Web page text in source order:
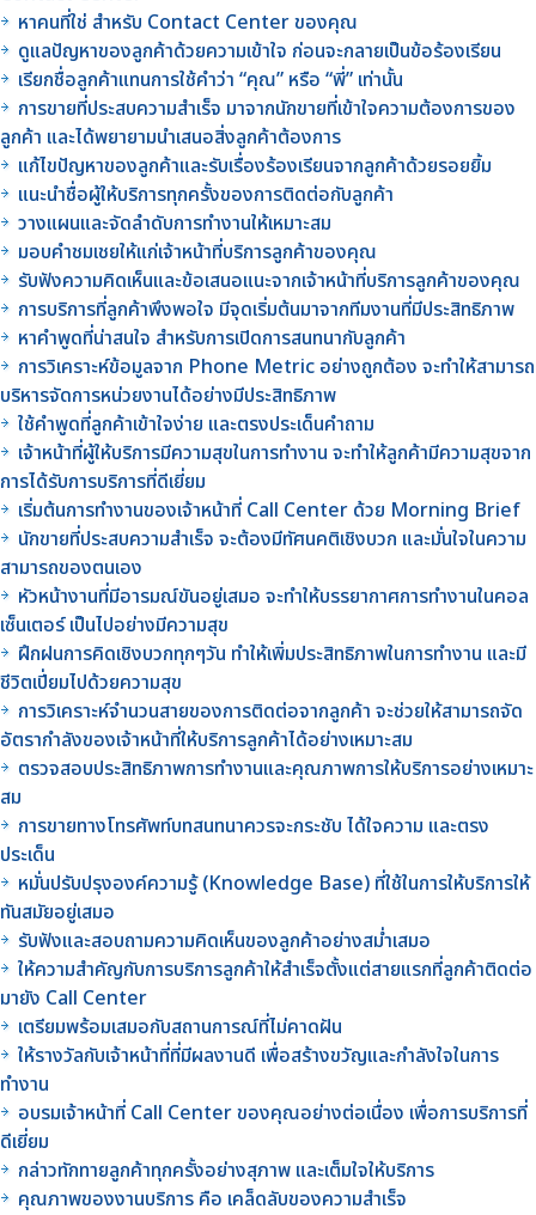
หาคนที่ใช่ สำหรับ Contact Center ของคุณ
ดูแลปัญหาของลูกค้าด้วยความเข้าใจ ก่อนจะกลายเป็นข้อร้องเรียน
เรียกชื่อลูกค้าแทนการใช้คำว่า “คุณ” หรือ “พี่” เท่านั้น
การขายที่ประสบความสำเร็จ มาจากนักขายที่เข้าใจความต้องการของ
ลูกค้า และได้พยายามนำเสนอสิ่งลูกค้าต้องการ
แก้ไขปัญหาของลูกค้าและรับเรื่องร้องเรียนจากลูกค้าด้วยรอยยิ้ม
แนะนำชื่อผู้ให้บริการทุกครั้งของการติดต่อกับลูกค้า
วางแผนและจัดลำดับการทำงานให้เหมาะสม
มอบคำชมเชยให้แก่เจ้าหน้าที่บริการลูกค้าของคุณ
รับฟังความคิดเห็นและข้อเสนอแนะจากเจ้าหน้าที่บริการลูกค้าของคุณ
การบริการที่ลูกค้าพึงพอใจ มีจุดเริ่มต้นมาจากทีมงานที่มีประสิทธิภาพ
หาคำพูดที่น่าสนใจ สำหรับการเปิดการสนทนากับลูกค้า
การวิเคราะห์ข้อมูลจาก Phone Metric อย่างถูกต้อง จะทำให้สามารถ
บริหารจัดการหน่วยงานได้อย่างมีประสิทธิภาพ
ใช้คำพูดที่ลูกค้าเข้าใจง่าย และตรงประเด็นคำถาม
เจ้าหน้าที่ผู้ให้บริการมีความสุขในการทำงาน จะทำให้ลูกค้ามีความสุขจาก
การได้รับการบริการที่ดีเยี่ยม
เริ่มต้นการทำงานของเจ้าหน้าที่ Call Center ด้วย Morning Brief
นักขายที่ประสบความสำเร็จ จะต้องมีทัศนคติเชิงบวก และมั่นใจในความ
สามารถของตนเอง
หัวหน้างานที่มีอารมณ์ขันอยู่เสมอ จะทำให้บรรยากาศการทำงานในคอล
เซ็นเตอร์ เป็นไปอย่างมีความสุข
ฝึกฝนการคิดเชิงบวกทุกๆวัน ทำให้เพิ่มประสิทธิภาพในการทำงาน และมี
ชีวิตเปี่ยมไปด้วยความสุข
การวิเคราะห์จำนวนสายของการติดต่อจากลูกค้า จะช่วยให้สามารถจัด
อัตรากำลังของเจ้าหน้าที่ให้บริการลูกค้าได้อย่างเหมาะสม
ตรวจสอบประสิทธิภาพการทำงานและคุณภาพการให้บริการอย่างเหมาะ
สม
การขายทางโทรศัพท์บทสนทนาควรจะกระชับ ได้ใจความ และตรง
ประเด็น
หมั่นปรับปรุงองค์ความรู้ (Knowledge Base) ที่ใช้ในการให้บริการให้
ทันสมัยอยู่เสมอ
รับฟังและสอบถามความคิดเห็นของลูกค้าอย่างสม่ำเสมอ
ให้ความสำคัญกับการบริการลูกค้าให้สำเร็จตั้งแต่สายแรกที่ลูกค้าติดต่อ
มายัง Call Center
เตรียมพร้อมเสมอกับสถานการณ์ที่ไม่คาดฝัน
ให้รางวัลกับเจ้าหน้าที่ที่มีผลงานดี เพื่อสร้างขวัญและกำลังใจในการ
ทำงาน
อบรมเจ้าหน้าที่ Call Center ของคุณอย่างต่อเนื่อง เพื่อการบริการที่
ดีเยี่ยม
กล่าวทักทายลูกค้าทุกครั้งอย่างสุภาพ และเต็มใจให้บริการ
คุณภาพของงานบริการ คือ เคล็ดลับของความสำเร็จ